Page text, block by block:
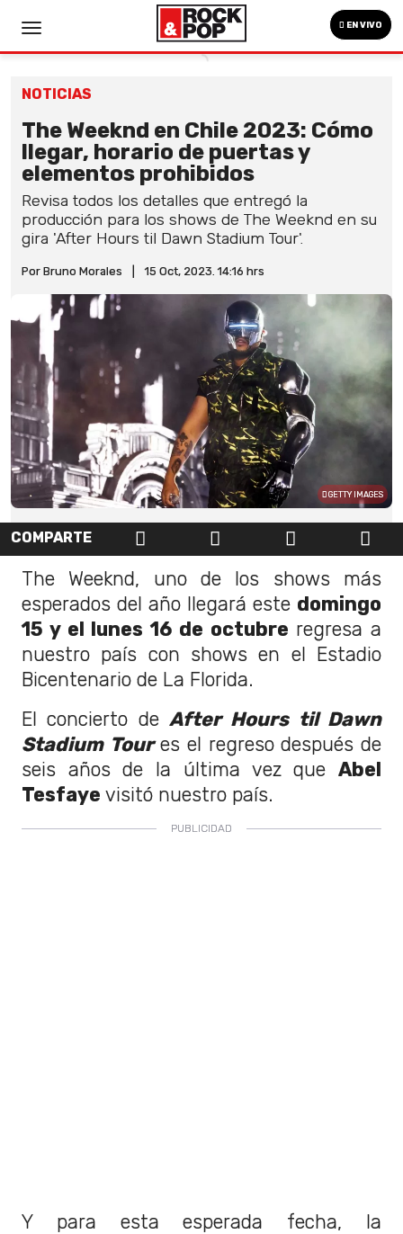
EN VIVO
NOTICIAS
The Weeknd en Chile 2023: Cómo
llegar, horario de puertas y
elementos prohibidos
Revisa todos los detalles que entregó la
producción para los shows de The Weeknd en su
gira 'After Hours til Dawn Stadium Tour'.
Por Bruno Morales 15 Oct, 2023. 14:16 hrs
GETTY IMAGES
COMPARTE
The Weeknd, uno de los shows más
esperados del año llegará este domingo
15 y el lunes 16 de octubre regresa a
nuestro país con shows en el Estadio
Bicentenario de La Florida.
El concierto de After Hours til Dawn
Stadium Toures el regreso después de
seis años de la última vez que Abel
Tesfaye visitó nuestro país.
Y para esta esperada fecha, la